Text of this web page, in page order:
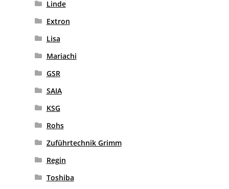
Linde
Extron
Lisa
Mariachi
GSR
SAIA
KSG
Rohs
Zuführtechnik Grimm
Regin
Toshiba